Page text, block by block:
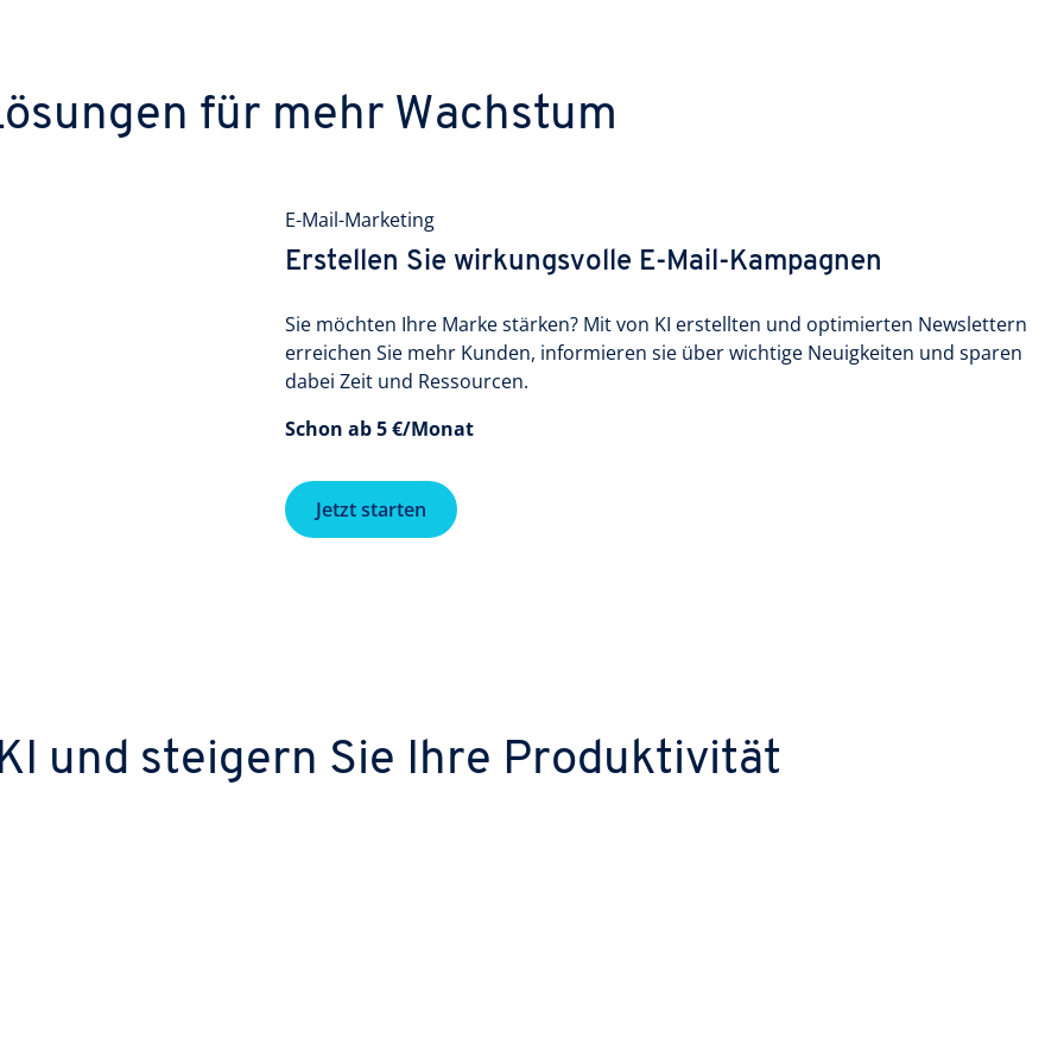
für mehr Wachstum
E-Mail-Marketing
Erstellen Sie wirkungsvolle E-Mail-Kampagnen
Sie möchten Ihre Marke stärken? Mit von KI erstellten und optimierten Newslettern
erreichen Sie mehr Kunden, informieren sie über wichtige Neuigkeiten und sparen
dabei Zeit und Ressourcen.
Schon ab 5 €/Monat
Jetzt starten
und steigern Sie Ihre Produktivität